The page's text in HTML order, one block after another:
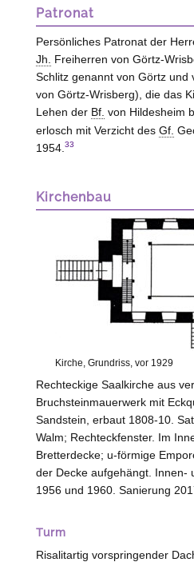
Patronat
Persönliches Patronat der
Jh. Freiherren von Görtz-
Schlitz genannt von Görtzund
von Görtz-Wrisberg), die das
Lehen der Bf. von Hildesheim
erlosch mit Verzicht des Gf.
1954.33
Kirchenbau
Kirche, Grundriss, vor 1929
Rechteckige Saalkirche aus
Bruchsteinmauerwerk mit
Sandstein, erbaut 1808-10.
Walm; Rechteckfenster. Im
Bretterdecke; u-förmige
der Decke aufgehängt. Innen-
1956 und 1960. Sanierung
Turm
Risalitartig vorspringender